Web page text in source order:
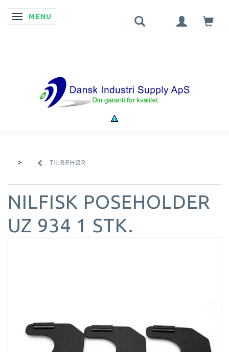
SKIFTE NAVIGATION
MENU
TILBEHØR
NILFISK POSEHOLDER
UZ 934 1 STK.